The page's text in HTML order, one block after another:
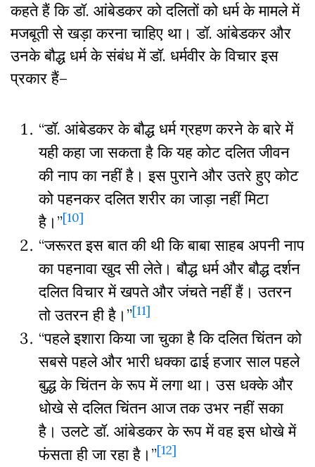
कहते हैं कि डॉ. आंबेडकर को दलितों को धर्म के मामले में
मजबूती से खड़ा करना चाहिए था। डॉ. आंबेडकर और
उनके बौद्ध धर्म के संबंध में डॉ. धर्मवीर के विचार इस
प्रकार हैं–
“डॉ. आंबेडकर के बौद्ध धर्म ग्रहण करने के बारे में
यही कहा जा सकता है कि यह कोट दलित जीवन
की नाप का नहीं है। इस पुराने और उतरे हुए कोट
को पहनकर दलित शरीर का जाड़ा नहीं मिटा
है।”[10]
“जरूरत इस बात की थी कि बाबा साहब अपनी नाप
का पहनावा खुद सी लेते। बौद्ध धर्म और बौद्ध दर्शन
दलित विचार में खपते और जंचते नहीं हैं। उतरन
तो उतरन ही है।”[11]
“पहले इशारा किया जा चुका है कि दलित चिंतन को
सबसे पहले और भारी धक्का ढाई हजार साल पहले
बुद्ध के चिंतन के रूप में लगा था। उस धक्के और
धोखे से दलित चिंतन आज तक उभर नहीं सका
है। उलटे डॉ. आंबेडकर के रूप में वह इस धोखे में
फंसता ही जा रहा है।”[12]